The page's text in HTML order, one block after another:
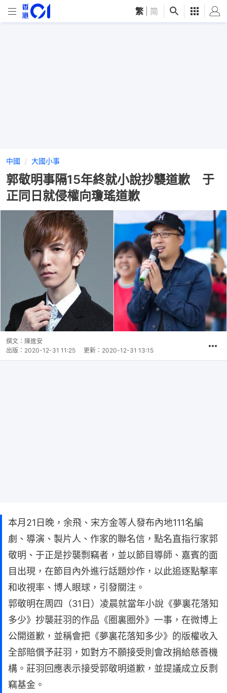
繁 简
中國 大國小事
郭敬明事隔15年終就小說抄襲道歉 于
正同日就侵權向瓊瑤道歉
撰文： 陳進安
出版： 2020-12-31 11:25 更新： 2020-12-31 13:15
本月21日晚，余飛、宋方金等人發布內地111名編
劇、導演、製片人、作家的聯名信，點名直指行家郭
敬明、于正是抄襲剽竊者，並以節目導師、嘉賓的面
目出現，在節目內外進行話題炒作，以此追逐點擊率
和收視率、博人眼球，引發關注。
郭敬明在周四（31日）凌晨就當年小說《夢裏花落知
多少》抄襲莊羽的作品《圈裏圈外》一事，在微博上
公開道歉，並稱會把《夢裏花落知多少》的版權收入
全部賠償予莊羽，如對方不願接受則會改捐給慈善機
構。莊羽回應表示接受郭敬明道歉，並提議成立反剽
竊基金。